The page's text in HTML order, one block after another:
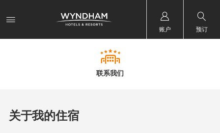
账户 预订
联系我们
关于我的住宿